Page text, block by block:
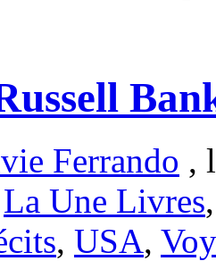
Ferrando ,
La Une Livres
, USA,